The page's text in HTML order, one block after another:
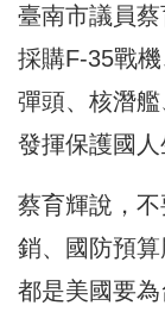
臺南市議員
採購F-35戰
彈頭、核潛
發揮保護國人
蔡育輝說，
銷、國防預算
都是美國要